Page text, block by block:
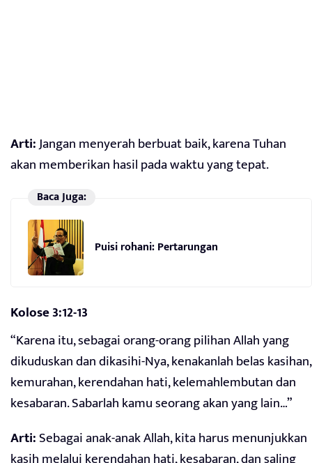
Arti:Jangan menyerah berbuat baik, karena Tuhan
akan memberikan hasil pada waktu yang tepat.
Baca Juga:
Puisi rohani: Pertarungan
Kolose 3:12-13
“Karena itu, sebagai orang-orang pilihan Allah yang
dikuduskan dan dikasihi-Nya, kenakanlah belas kasihan,
kemurahan, kerendahan hati, kelemahlembutan dan
kesabaran. Sabarlah kamu seorang akan yang lain…”
Arti:Sebagai anak-anak Allah, kita harus menunjukkan